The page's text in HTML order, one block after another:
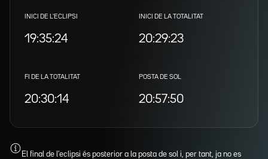
INICI DE L'ECLIPSI
19:35:24
INICI DE LA TOTALITAT
20:29:23
FI DE LA TOTALITAT
20:30:14
POSTA DE SOL
20:57:50
El final de l'eclipsi és posterior a la posta de sol i, per tant, ja no es